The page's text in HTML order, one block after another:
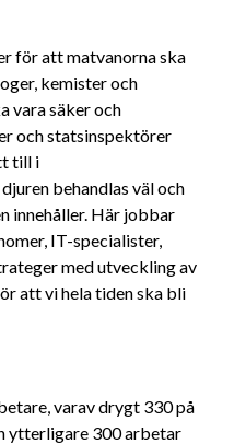
för att matvanorna ska
kemister och
vara säker och
och statsinspektörer
till i
behandlas väl och
innehåller. Här jobbar
IT-specialister,
med utveckling av
att vi hela tiden ska bli
varav drygt 330 på
ytterligare 300 arbetar